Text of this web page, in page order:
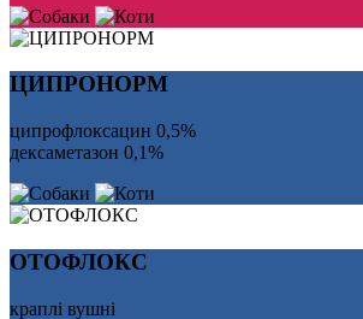
ЦИПРОНОРМ
ципрофлоксацин 0,5%
дексаметазон 0,1%
ОТОФЛОКС
краплі вушні